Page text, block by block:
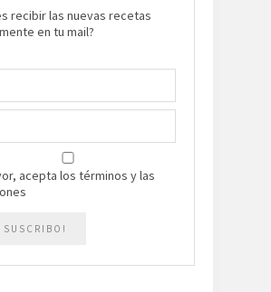
recibir las nuevas recetas
en tu mail?
acepta los términos y las